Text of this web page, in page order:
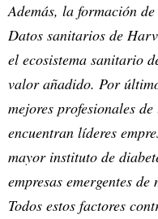
Además, la formación
Datos sanitarios de
el ecosistema sanitario
valor añadido. Por
mejores profesionales
encuentran líderes
mayor instituto de
empresas emergentes
Todos estos factores